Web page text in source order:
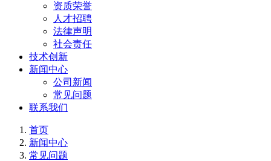
资质荣誉
人才招聘
法律声明
社会责任
技术创新
新闻中心
公司新闻
常见问题
联系我们
首页
新闻中心
常见问题